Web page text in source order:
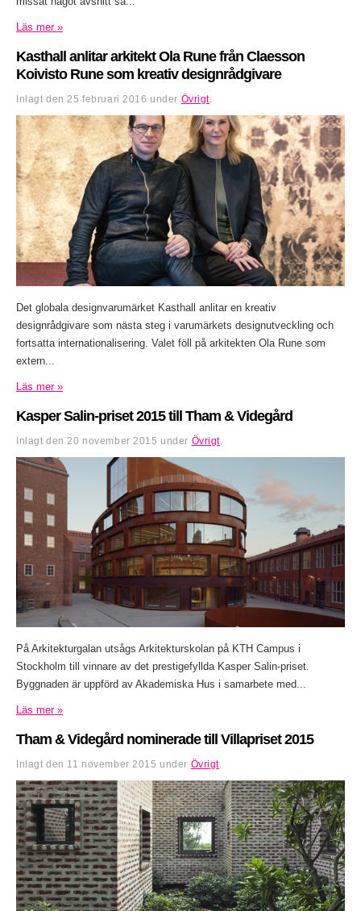
Läs mer »
Kasthall anlitar arkitekt Ola Rune från Claesson
Koivisto Rune som kreativ designrådgivare
Inlagt den 25 februari 2016 under Övrigt
Det globala designvarumärket Kasthall anlitar en kreativ
designrådgivare som nästa steg i varumärkets designutveckling och
fortsatta internationalisering. Valet föll på arkitekten Ola Rune som
extern...
Läs mer »
Kasper Salin-priset 2015 till Tham & Videgård
Inlagt den 20 november 2015 under Övrigt
På Arkitekturgalan utsågs Arkitekturskolan på KTH Campus i
Stockholm till vinnare av det prestigefyllda Kasper Salin-priset.
Byggnaden är uppförd av Akademiska Hus i samarbete med...
Läs mer »
Tham & Videgård nominerade till Villapriset 2015
Inlagt den 11 november 2015 under Övrigt